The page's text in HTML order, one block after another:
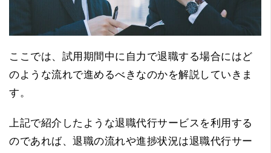
ここでは、試用期間中に自力で退職する場合にはど
のような流れで進めるべきなのかを解説していきま
す。
上記で紹介したような退職代行サービスを利用する
のであれば、退職の流れや進捗状況は退職代行サー